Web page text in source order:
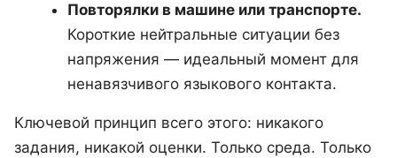
Повторялки в машине или транспорте.
Короткие нейтральные ситуации без
напряжения — идеальный момент для
ненавязчивого языкового контакта.
Ключевой принцип всего этого: никакого
задания, никакой оценки. Только среда. Только